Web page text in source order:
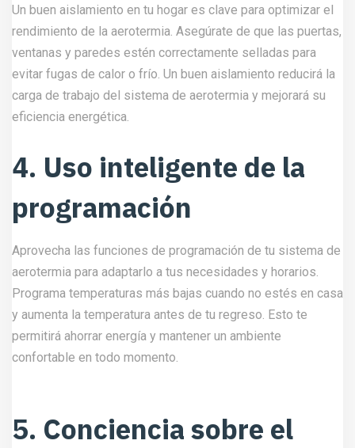
Un buen aislamiento en tu hogar es clave para optimizar el
rendimiento de la aerotermia. Asegúrate de que las puertas,
ventanas y paredes estén correctamente selladas para
evitar fugas de calor o frío. Un buen aislamiento reducirá la
carga de trabajo del sistema de aerotermia y mejorará su
eficiencia energética.
4. Uso inteligente de la
programación
Aprovecha las funciones de programación de tu sistema de
aerotermia para adaptarlo a tus necesidades y horarios.
Programa temperaturas más bajas cuando no estés en casa
y aumenta la temperatura antes de tu regreso. Esto te
permitirá ahorrar energía y mantener un ambiente
confortable en todo momento.
5. Conciencia sobre el